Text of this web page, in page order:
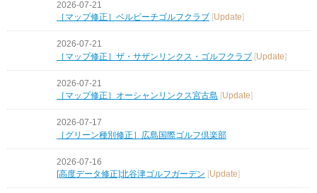
2026-07-21
［マップ修正］ベルビーチゴルフクラブ [Update]
2026-07-21
［マップ修正］ザ・サザンリンクス・ゴルフクラブ [Update]
2026-07-21
［マップ修正］オーシャンリンクス宮古島 [Update]
2026-07-17
［グリーン種別修正］広島国際ゴルフ倶楽部
2026-07-16
[高度データ修正]北谷津ゴルフガーデン [Update]